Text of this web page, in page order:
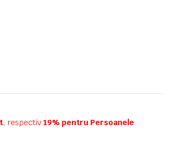
, respectiv19% pentru Persoanele